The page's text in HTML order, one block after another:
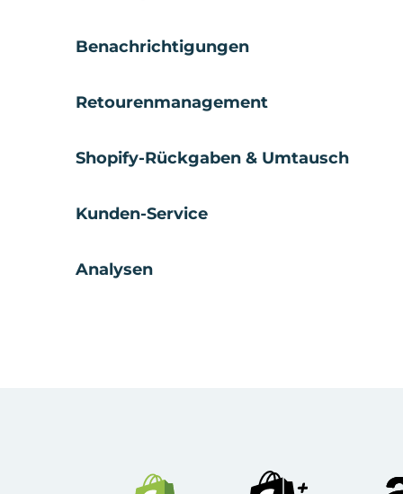
Benachrichtigungen
Retourenmanagement
Shopify-Rückgaben & Umtausch
Kunden-Service
Analysen